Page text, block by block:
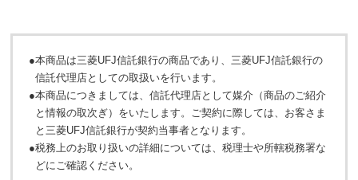
●本商品は三菱UFJ信託銀行の商品であり、三菱UFJ信託銀行の
信託代理店としての取扱いを行います。
●本商品につきましては、信託代理店として媒介（商品のご紹介
と情報の取次ぎ）をいたします。ご契約に際しては、お客さま
と三菱UFJ信託銀行が契約当事者となります。
●税務上のお取り扱いの詳細については、税理士や所轄税務署な
どにご確認ください。